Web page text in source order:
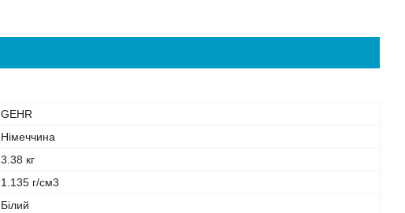
GEHR
Німеччина
3.38 кг
1.135 г/см3
Білий